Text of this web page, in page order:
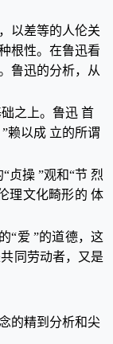
以差等的人伦关
根性。在鲁迅看
鲁迅的分析，从
之上。鲁迅 首
赖以成 立的所谓
贞操 ”观和“节 烈
理文化畸形的 体
“爱 ”的道德，这
同劳动者，又是
的精到分析和尖